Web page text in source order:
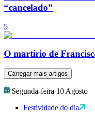
“cancelado”
5
O martírio de
Carregar mais artigos
Segunda-feira 10 Agosto
Festividade do dia